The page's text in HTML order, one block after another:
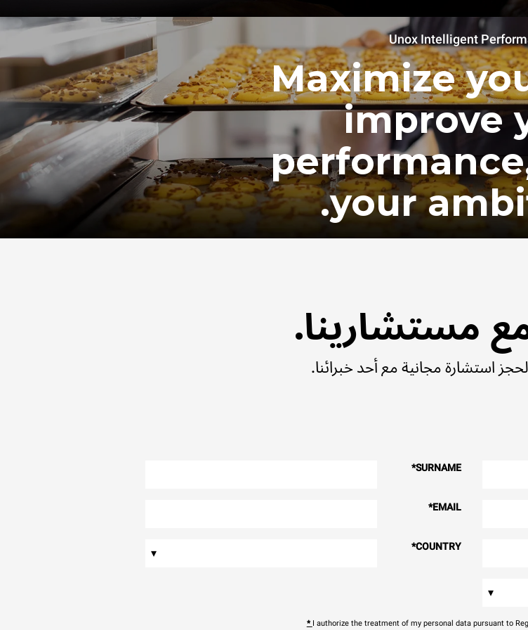
Unox Intelligent
Maximize
improve
your
مستشارينا.
لحجز استشارة مجانية مع أحد خبرائنا.
SURNAME
*
EMAIL
*
COUNTRY
*
▾
▾
I authorize the treatment of my personal data pursuant to
*